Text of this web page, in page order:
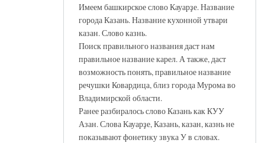
Имеем башкирское слово Кауарҙе. Название
города Казань. Название кухонной утвари
казан. Слово казнь.
Поиск правильного названия даст нам
правильное название карел. А также, даст
возможность понять, правильное название
речушки Ковардица, близ города Мурома во
Владимирской области.
Ранее разбиралось слово Казань как КУУ
Азан. Слова Кауарҙе, Казань, казан, казнь не
показывают фонетику звука У в словах.